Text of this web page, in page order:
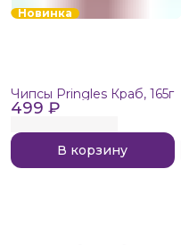
Новинка
499 ₽
Чипсы Pringles Краб, 165г
В корзину